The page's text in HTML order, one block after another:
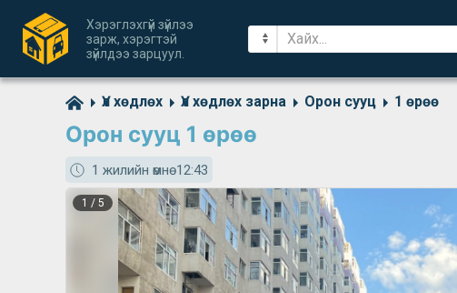
Хэрэглэхгүй зүйлээ
зарж, хэрэгтэй
зүйлдээ зарцуул.
Үл хөдлөх Үл хөдлөх зарна Орон сууц 1 өрөө
Орон сууц 1 өрөө
1 жилийн өмнө12:43
1 / 5